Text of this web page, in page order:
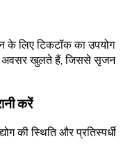
के लिए टिकटॉक का उपयोग
अवसर खुलते हैं, जिससे सृजन
करें
की स्थिति और प्रतिस्पर्धी